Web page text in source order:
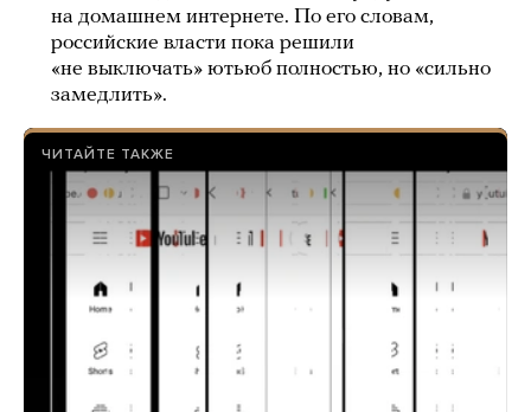
на домашнем интернете. По его словам,
российские власти пока решили
«не выключать» ютьюб полностью, но «сильно
замедлить».
ЧИТАЙТЕ ТАКЖЕ